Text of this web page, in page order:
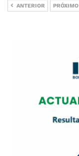
ANTERIOR PRÓXIMO